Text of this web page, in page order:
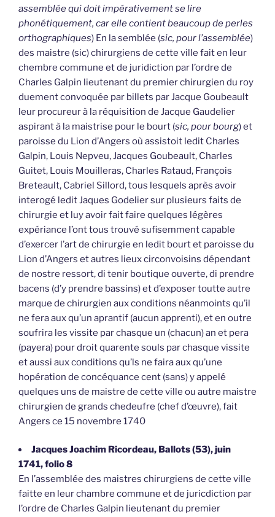
assemblée qui doit impérativement se lire
phonétiquement, car elle contient beaucoup de perles
orthographiques) En la semblée (sic, pour l’assemblée)
des maistre (sic) chirurgiens de cette ville fait en leur
chembre commune et de juridiction par l’ordre de
Charles Galpin lieutenant du premier chirurgien du roy
duement convoquée par billets par Jacque Goubeault
leur procureur à la réquisition de Jacque Gaudelier
aspirant à la maistrise pour le bourt (sic, pour bourg) et
paroisse du Lion d’Angers où assistoit ledit Charles
Galpin, Louis Nepveu, Jacques Goubeault, Charles
Guitet, Louis Mouilleras, Charles Rataud, François
Breteault, Cabriel Sillord, tous lesquels après avoir
interogé ledit Jaques Godelier sur plusieurs faits de
chirurgie et luy avoir fait faire quelques légères
expériance l’ont tous trouvé sufisemment capable
d’exercer l’art de chirurgie en ledit bourt et paroisse du
Lion d’Angers et autres lieux circonvoisins dépendant
de nostre ressort, di tenir boutique ouverte, di prendre
bacens (d’y prendre bassins) et d’exposer toutte autre
marque de chirurgien aux conditions néanmoints qu’il
ne fera aux qu’un aprantif (aucun apprenti), et en outre
soufrira les vissite par chasque un (chacun) an et pera
(payera) pour droit quarente souls par chasque vissite
et aussi aux conditions qu’ls ne faira aux qu’une
hopération de concéquance cent (sans) y appelé
quelques uns de maistre de cette ville ou autre maistre
chirurgien de grands chedeufre (chef d’œuvre), fait
Angers ce 15 novembre 1740
Jacques Joachim Ricordeau, Ballots (53), juin
1741, folio 8
En l’assemblée des maistres chirurgiens de cette ville
faitte en leur chambre commune et de juricdiction par
l’ordre de Charles Galpin lieutenant du premier